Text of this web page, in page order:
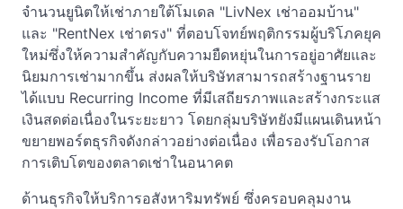
จำนวนยูนิตให้เช่าภายใต้โมเดล "LivNex เช่าออมบ้าน"
และ "RentNex เช่าตรง" ที่ตอบโจทย์พฤติกรรมผู้บริโภคยุค
ใหม่ซึ่งให้ความสำคัญกับความยืดหยุ่นในการอยู่อาศัยและ
นิยมการเช่ามากขึ้น ส่งผลให้บริษัทสามารถสร้างฐานราย
ได้แบบ Recurring Income ที่มีเสถียรภาพและสร้างกระแส
เงินสดต่อเนื่องในระยะยาว โดยกลุ่มบริษัทยังมีแผนเดินหน้า
ขยายพอร์ตธุรกิจดังกล่าวอย่างต่อเนื่อง เพื่อรองรับโอกาส
การเติบโตของตลาดเช่าในอนาคต
ด้านธุรกิจให้บริการอสังหาริมทรัพย์ ซึ่งครอบคลุมงาน